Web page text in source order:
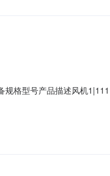
格型号产品描述风机
报价截止时间：